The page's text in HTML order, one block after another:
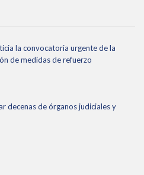
la convocatoria urgente de la
de medidas de refuerzo
decenas de órganos judiciales y